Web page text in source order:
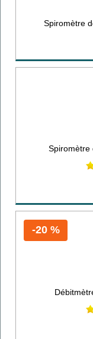
Spiromètre
Spiromètre
-20 %